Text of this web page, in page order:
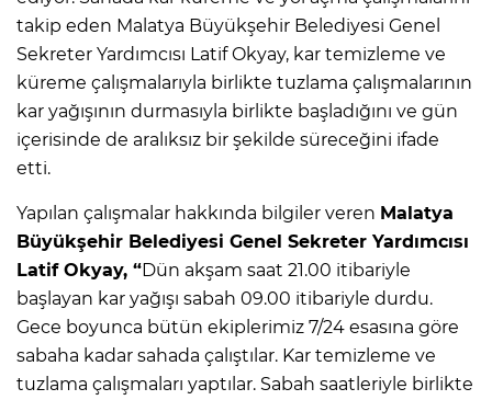
takip eden Malatya Büyükşehir Belediyesi Genel
Sekreter Yardımcısı Latif Okyay, kar temizleme ve
küreme çalışmalarıyla birlikte tuzlama çalışmalarının
kar yağışının durmasıyla birlikte başladığını ve gün
içerisinde de aralıksız bir şekilde süreceğini ifade
etti.
Yapılan çalışmalar hakkında bilgiler veren Malatya
Büyükşehir Belediyesi Genel Sekreter Yardımcısı
Latif Okyay, “Dün akşam saat 21.00 itibariyle
başlayan kar yağışı sabah 09.00 itibariyle durdu.
Gece boyunca bütün ekiplerimiz 7/24 esasına göre
sabaha kadar sahada çalıştılar. Kar temizleme ve
tuzlama çalışmaları yaptılar. Sabah saatleriyle birlikte